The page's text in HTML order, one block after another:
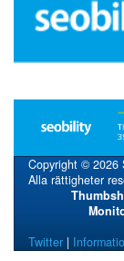
Copyright © 2026
Alla rättigheter
Twitter |